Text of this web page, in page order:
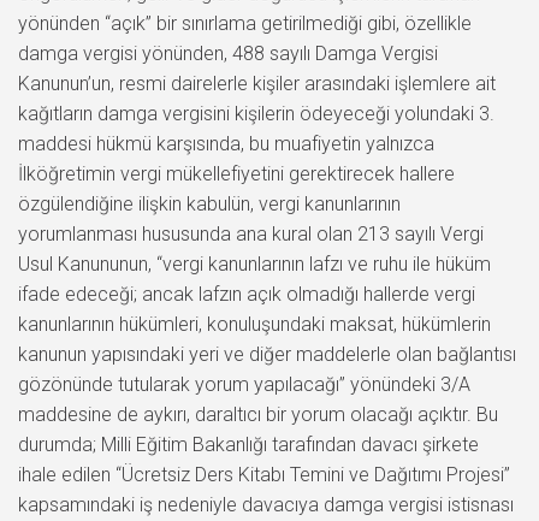
yönünden “açık” bir sınırlama getirilmediği gibi, özellikle
damga vergisi yönünden, 488 sayılı Damga Vergisi
Kanunun’un, resmi dairelerle kişiler arasındaki işlemlere ait
kağıtların damga vergisini kişilerin ödeyeceği yolundaki 3.
maddesi hükmü karşısında, bu muafiyetin yalnızca
İlköğretimin vergi mükellefiyetini gerektirecek hallere
özgülendiğine ilişkin kabulün, vergi kanunlarının
yorumlanması hususunda ana kural olan 213 sayılı Vergi
Usul Kanununun, “vergi kanunlarının lafzı ve ruhu ile hüküm
ifade edeceği; ancak lafzın açık olmadığı hallerde vergi
kanunlarının hükümleri, konuluşundaki maksat, hükümlerin
kanunun yapısındaki yeri ve diğer maddelerle olan bağlantısı
gözönünde tutularak yorum yapılacağı” yönündeki 3/A
maddesine de aykırı, daraltıcı bir yorum olacağı açıktır. Bu
durumda; Milli Eğitim Bakanlığı tarafından davacı şirkete
ihale edilen “Ücretsiz Ders Kitabı Temini ve Dağıtımı Projesi”
kapsamındaki iş nedeniyle davacıya damga vergisi istisnası